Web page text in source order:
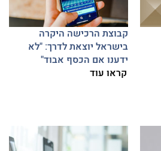
קבוצת הרכישה היקרה
בישראל יוצאת לדרך: "לא
ידענו אם הכסף אבוד"
קראו עוד